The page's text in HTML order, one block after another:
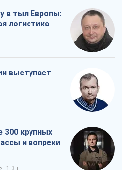
в тыл Европы:
логистика
выступает
300 крупных
и вопреки
1,3 т.